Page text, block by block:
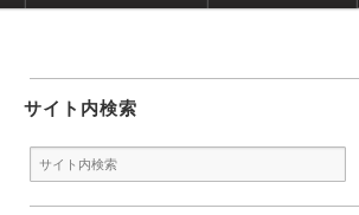
サイト内検索